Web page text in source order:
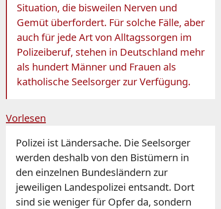
Situation, die bisweilen Nerven und
Gemüt überfordert. Für solche Fälle, aber
auch für jede Art von Alltagssorgen im
Polizeiberuf, stehen in Deutschland mehr
als hundert Männer und Frauen als
katholische Seelsorger zur Verfügung.
Vorlesen
Polizei ist Ländersache. Die Seelsorger
werden deshalb von den Bistümern in
den einzelnen Bundesländern zur
jeweiligen Landespolizei entsandt. Dort
sind sie weniger für Opfer da, sondern